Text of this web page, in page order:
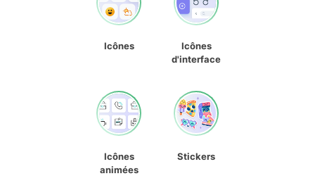
Icônes
Icônes
d'interface
Icônes
animées
Stickers